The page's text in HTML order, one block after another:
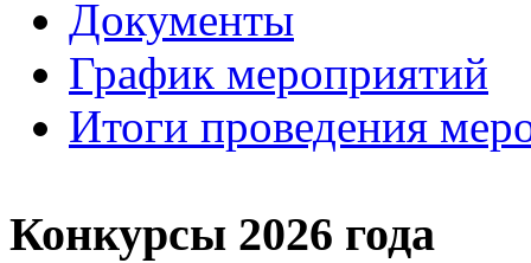
Документы
График мероприятий
Итоги проведения
Конкурсы 2026 года